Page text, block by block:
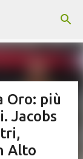
Oro: più
Jacobs
Alto